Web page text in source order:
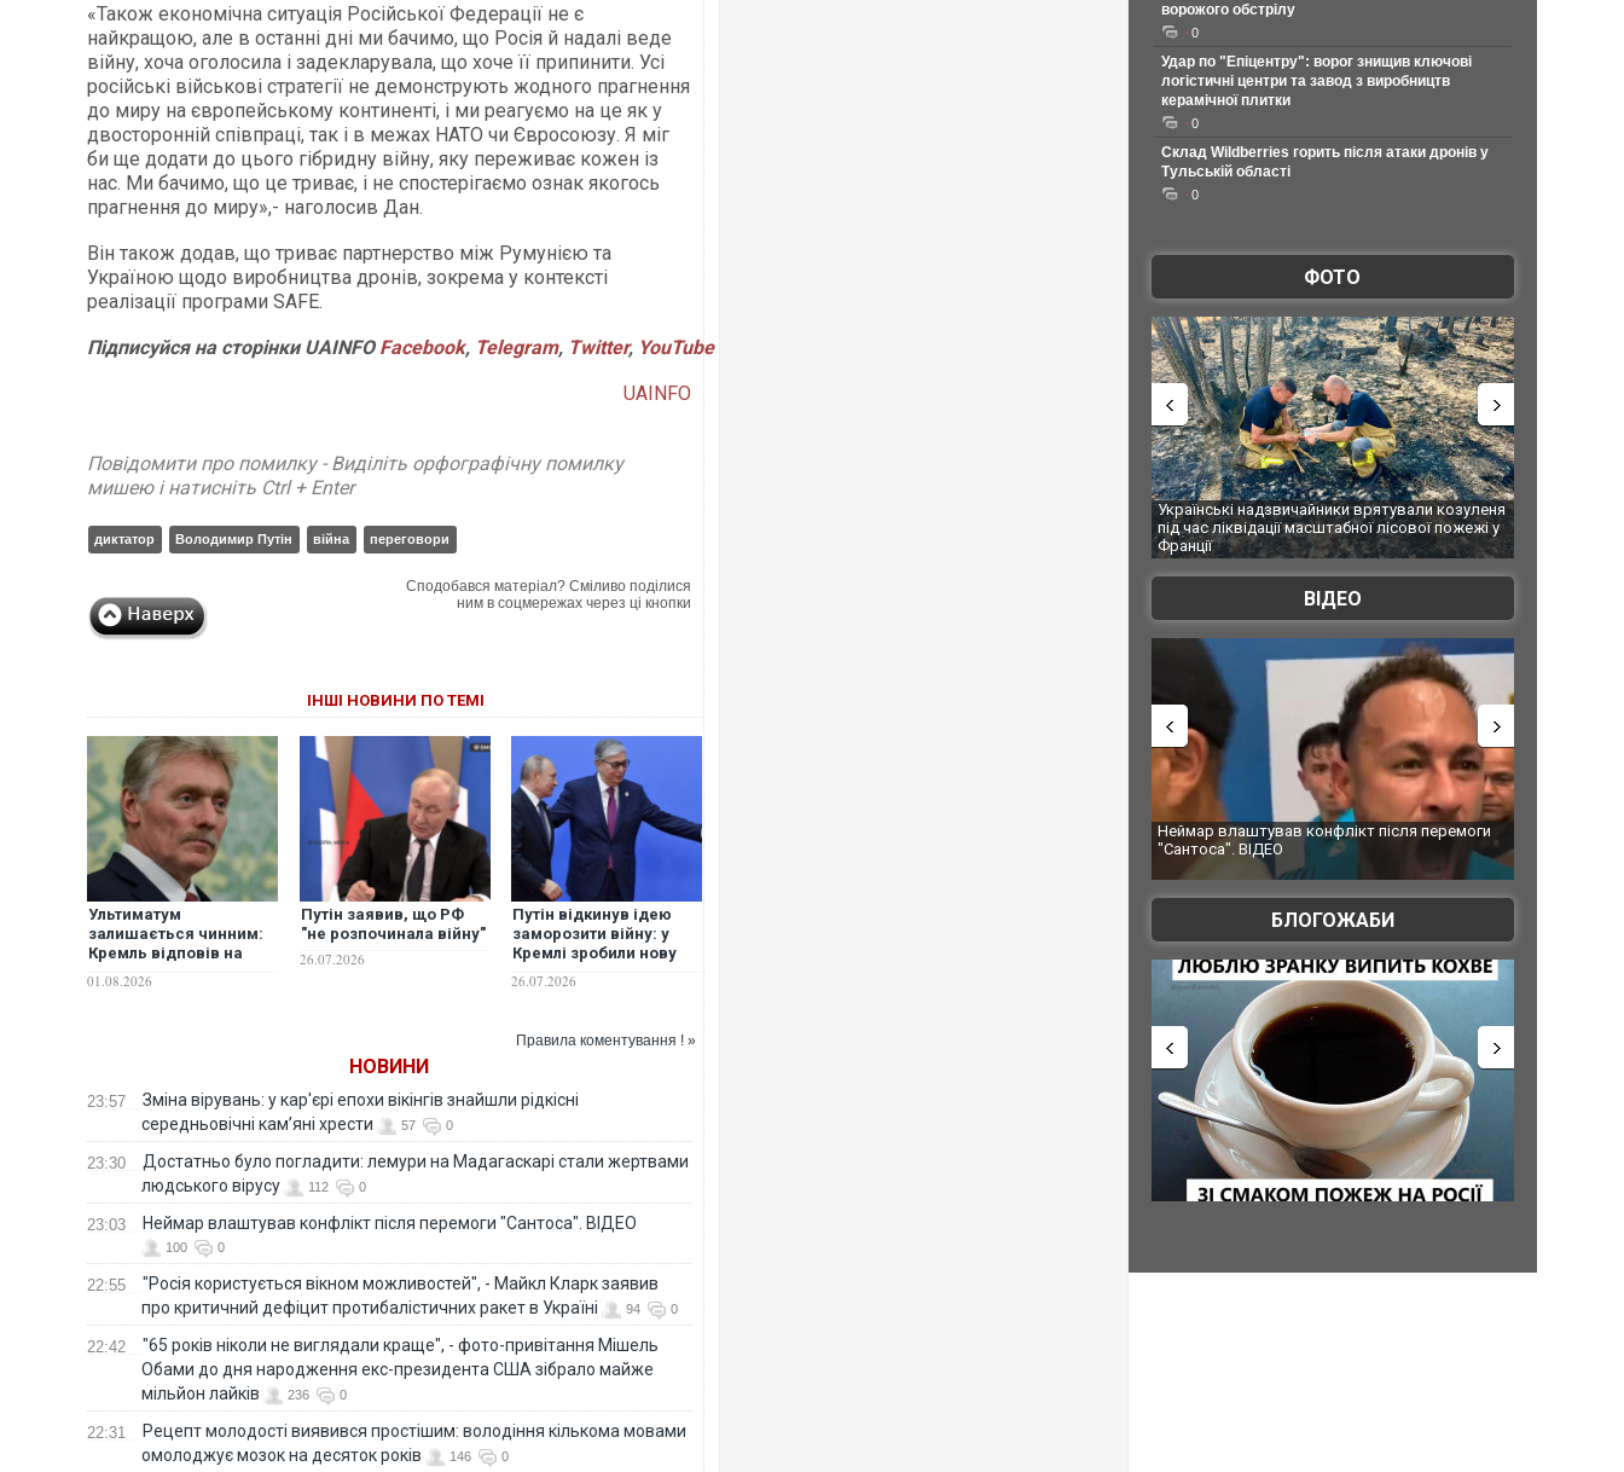
«Також економічна ситуація Російської Федерації не є
найкращою, але в останні дні ми бачимо, що Росія й надалі веде
війну, хоча оголосила і задекларувала, що хоче її припинити. Усі
російські військові стратегії не демонструють жодного прагнення
до миру на європейському континенті, і ми реагуємо на це як у
двосторонній співпраці, так і в межах НАТО чи Євросоюзу. Я міг
би ще додати до цього гібридну війну, яку переживає кожен із
нас. Ми бачимо, що це триває, і не спостерігаємо ознак якогось
прагнення до миру»,- наголосив Дан.
Він також додав, що триває партнерство між Румунією та
Україною щодо виробництва дронів, зокрема у контексті
реалізації програми SAFE.
ПідписуйсянасторінкиUAINFO Facebook, Telegram, Twitter, YouTube
UAINFO
Повідомити про помилку - Виділіть орфографічну помилку
мишею і натисніть Ctrl + Enter
диктатор Володимир Путін війна переговори
Сподобався матеріал? Сміливо поділися
ним в соцмережах через ці кнопки
ІНШІ НОВИНИ ПО ТЕМІ
Ультиматум
залишається чинним:
Кремль відповів на
розпочати переговори
01.08.2026
Путін заявив, що РФ
"не розпочинала війну"
26.07.2026
Путін відкинув ідею
заморозити війну: у
Кремлі зробили нову
26.07.2026
Правила коментування ! »
НОВИНИ
23:57
Зміна вірувань: у кар'єрі епохи вікінгів знайшли рідкісні
середньовічні кам’яні хрести
57 0
23:30
Достатньо було погладити: лемури на Мадагаскарі стали жертвами
людського вірусу
112 0
23:03 Неймар влаштував конфлікт після перемоги "Сантоса". ВІДЕО
100 0
22:55
"Росія користується вікном можливостей", - Майкл Кларк заявив
про критичний дефіцит протибалістичних ракет в Україні
94 0
22:42
"65 років ніколи не виглядали краще", - фото-привітання Мішель
Обами до дня народження екс-президента США зібрало майже
мільйон лайків
236 0
22:31
Рецепт молодості виявився простішим: володіння кількома мовами
омолоджує мозок на десяток років
146 0
ворожого обстрілу
0
Удар по "Епіцентру": ворог знищив ключові
логістичні центри та завод з виробництв
керамічної плитки
0
Склад Wildberries горить після атаки дронів у
Тульській області
0
ФОТО
Українські надзвичайники врятували козуленя
під час ліквідації масштабної лісової пожежі у
СБУ за сприяння Нацполіції та
Болгарії затримала міжнародного
ФОТО
ВІДЕО
Неймар влаштував конфлікт після перемоги
Мудрик провів перший матч за "Челсі"
допінгової дискваліфікації. ВІДЕО
БЛОГОЖАБИ